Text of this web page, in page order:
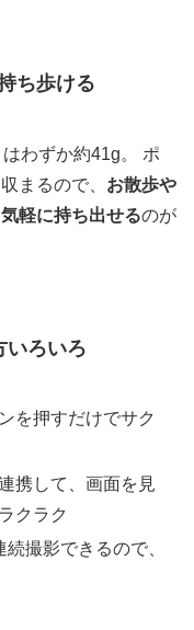
ち歩ける
わずか約41g。 ポ
まるので、 お散歩や
軽に持ち出せるのが
いろいろ
を押すだけでサク
携して、画面を見
クラク
続撮影できるので、